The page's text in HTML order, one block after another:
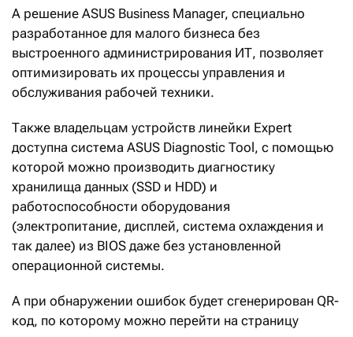
А решение ASUS Business Manager, специально
разработанное для малого бизнеса без
выстроенного администрирования ИТ, позволяет
оптимизировать их процессы управления и
обслуживания рабочей техники.
Также владельцам устройств линейки Expert
доступна система ASUS Diagnostic Tool, с помощью
которой можно производить диагностику
хранилища данных (SSD и HDD) и
работоспособности оборудования
(электропитание, дисплей, система охлаждения и
так далее) из BIOS даже без установленной
операционной системы.
А при обнаружении ошибок будет сгенерирован QR-
код, по которому можно перейти на страницу